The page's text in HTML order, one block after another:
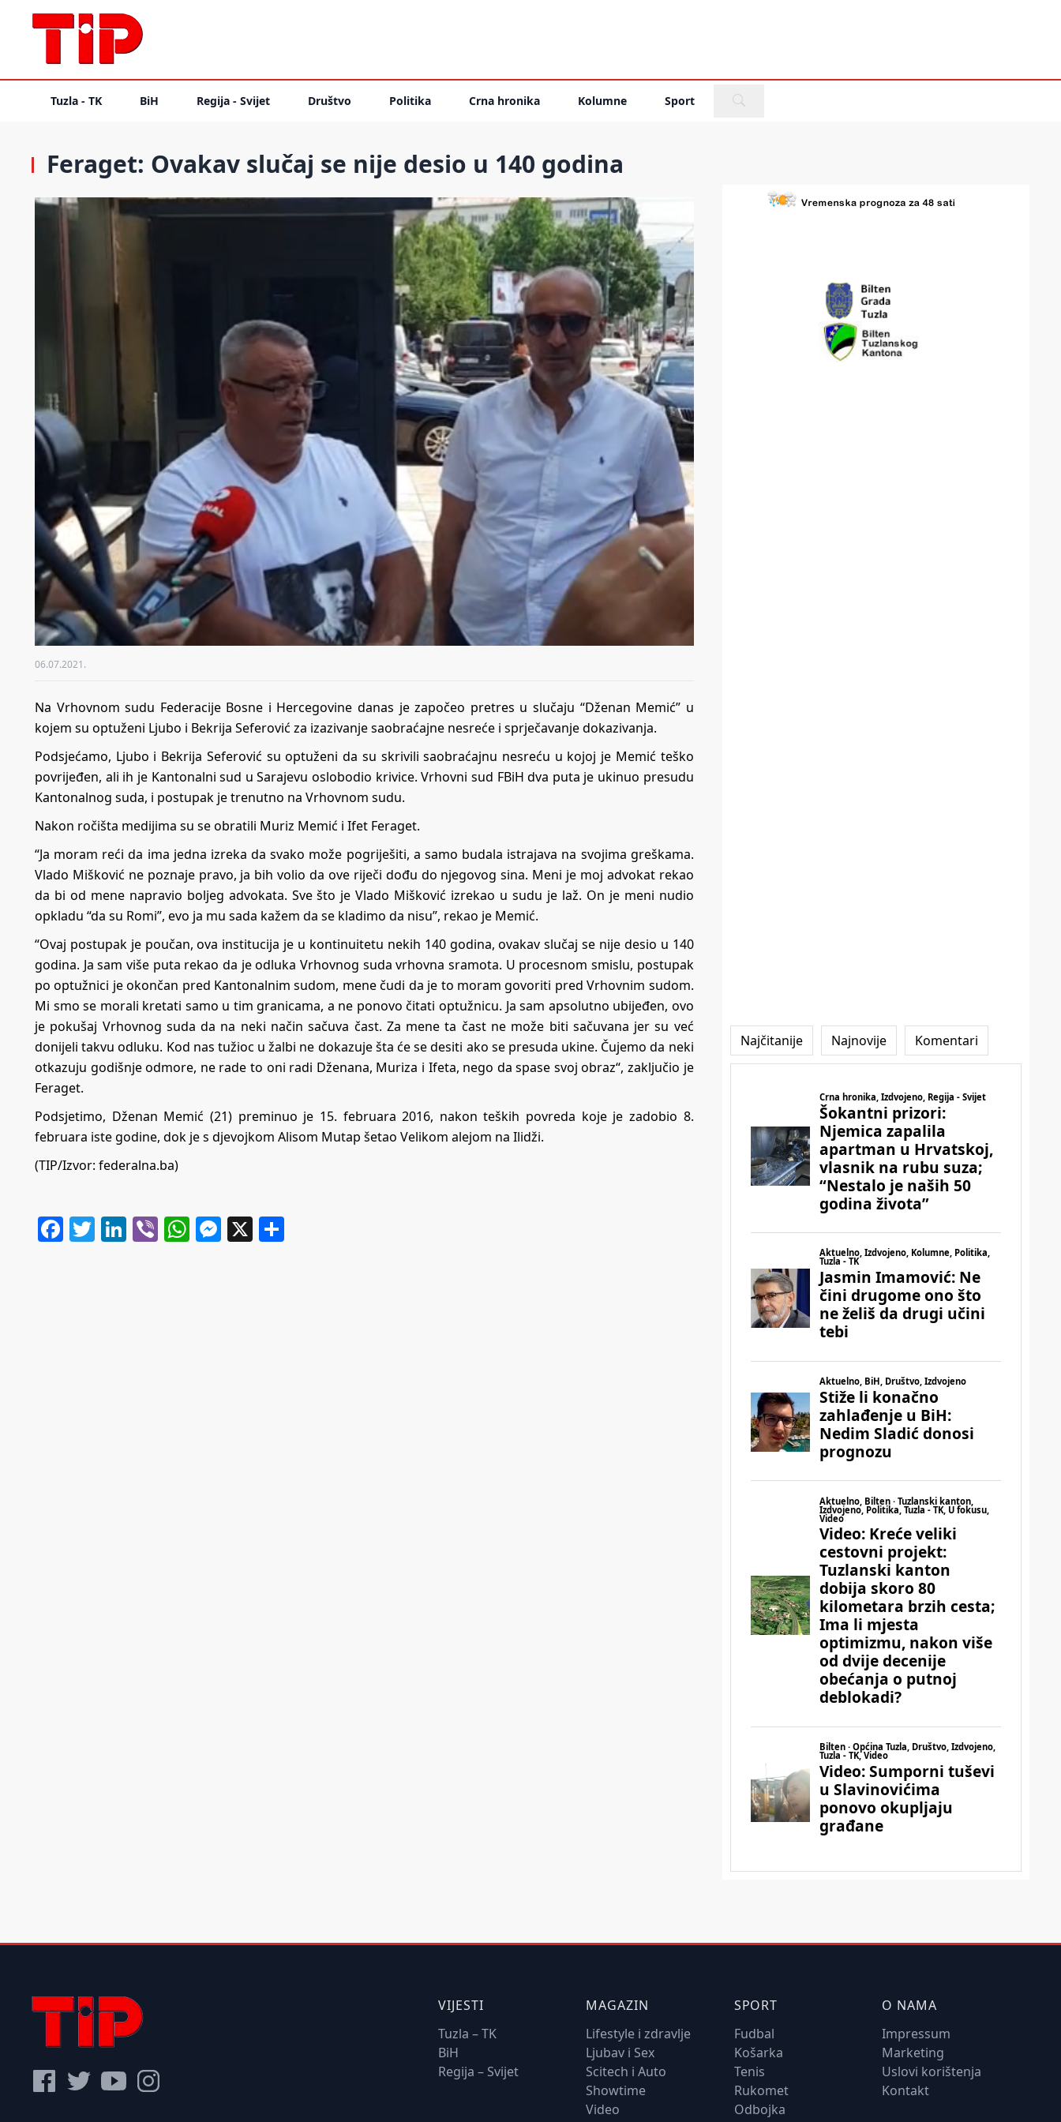
Tuzla - TK BiH Regija - Svijet Društvo Politika Crna hronika Kolumne Sport
Feraget: Ovakav slučaj se nije desio u 140 godina
06.07.2021.
Na Vrhovnom sudu Federacije Bosne i Hercegovine danas je započeo pretres u slučaju “Dženan Memić” u
kojem su optuženi Ljubo i Bekrija Seferović za izazivanje saobraćajne nesreće i sprječavanje dokazivanja.
Podsjećamo, Ljubo i Bekrija Seferović su optuženi da su skrivili saobraćajnu nesreću u kojoj je Memić teško
povrijeđen, ali ih je Kantonalni sud u Sarajevu oslobodio krivice. Vrhovni sud FBiH dva puta je ukinuo presudu
Kantonalnog suda, i postupak je trenutno na Vrhovnom sudu.
Nakon ročišta medijima su se obratili Muriz Memić i Ifet Feraget.
“Ja moram reći da ima jedna izreka da svako može pogriješiti, a samo budala istrajava na svojima greškama.
Vlado Mišković ne poznaje pravo, ja bih volio da ove riječi dođu do njegovog sina. Meni je moj advokat rekao
da bi od mene napravio boljeg advokata. Sve što je Vlado Mišković izrekao u sudu je laž. On je meni nudio
opkladu “da su Romi”, evo ja mu sada kažem da se kladimo da nisu”, rekao je Memić.
“Ovaj postupak je poučan, ova institucija je u kontinuitetu nekih 140 godina, ovakav slučaj se nije desio u 140
godina. Ja sam više puta rekao da je odluka Vrhovnog suda vrhovna sramota. U procesnom smislu, postupak
po optužnici je okončan pred Kantonalnim sudom, mene čudi da je to moram govoriti pred Vrhovnim sudom.
Mi smo se morali kretati samo u tim granicama, a ne ponovo čitati optužnicu. Ja sam apsolutno ubijeđen, ovo
je pokušaj Vrhovnog suda da na neki način sačuva čast. Za mene ta čast ne može biti sačuvana jer su već
donijeli takvu odluku. Kod nas tužioc u žalbi ne dokazuje šta će se desiti ako se presuda ukine. Čujemo da neki
otkazuju godišnje odmore, ne rade to oni radi Dženana, Muriza i Ifeta, nego da spase svoj obraz“, zaključio je
Feraget.
Podsjetimo, Dženan Memić (21) preminuo je 15. februara 2016, nakon teških povreda koje je zadobio 8.
februara iste godine, dok je s djevojkom Alisom Mutap šetao Velikom alejom na Ilidži.
(TIP/Izvor: federalna.ba)
Facebook
Twitter
LinkedIn
ViberWhatsApp
Messenger
X
Najčitanije Najnovije Komentari
VIJESTI
Tuzla – TK
BiH
Regija – Svijet
MAGAZIN
Lifestyle i zdravlje
Ljubav i Sex
Scitech i Auto
Showtime
Video
SPORT
Fudbal
Košarka
Tenis
Rukomet
Odbojka
O NAMA
Impressum
Marketing
Uslovi korištenja
Kontakt